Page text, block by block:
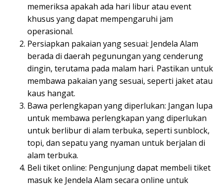
memeriksa apakah ada hari libur atau event
khusus yang dapat mempengaruhi jam
operasional.
Persiapkan pakaian yang sesuai: Jendela Alam
berada di daerah pegunungan yang cenderung
dingin, terutama pada malam hari. Pastikan untuk
membawa pakaian yang sesuai, seperti jaket atau
kaus hangat.
Bawa perlengkapan yang diperlukan: Jangan lupa
untuk membawa perlengkapan yang diperlukan
untuk berlibur di alam terbuka, seperti sunblock,
topi, dan sepatu yang nyaman untuk berjalan di
alam terbuka.
Beli tiket online: Pengunjung dapat membeli tiket
masuk ke Jendela Alam secara online untuk